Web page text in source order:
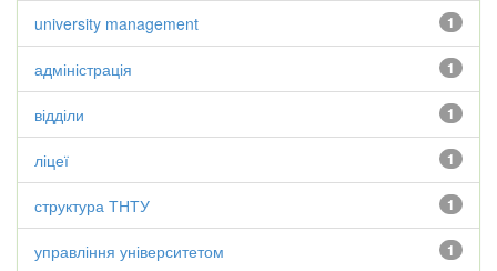
1
university management
1
адміністрація
1
відділи
1
ліцеї
1
структура ТНТУ
1
управління університетом